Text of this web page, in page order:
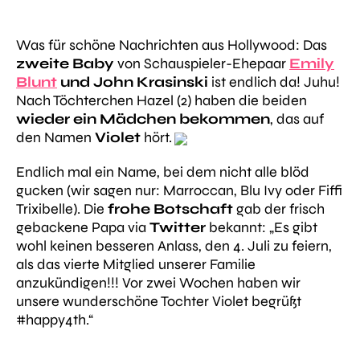
Was für schöne Nachrichten aus Hollywood: Das
zweite Baby von Schauspieler-Ehepaar Emily
Blunt und John Krasinski ist endlich da! Juhu!
Nach Töchterchen Hazel (2) haben die beiden
wieder ein Mädchen bekommen, das auf
den Namen Violet hört.
Endlich mal ein Name, bei dem nicht alle blöd
gucken (wir sagen nur: Marroccan, Blu Ivy oder Fiffi
Trixibelle). Die frohe Botschaftgab der frisch
gebackene Papa via Twitter bekannt: „Es gibt
wohl keinen besseren Anlass, den 4. Juli zu feiern,
als das vierte Mitglied unserer Familie
anzukündigen!!! Vor zwei Wochen haben wir
unsere wunderschöne Tochter Violet begrüßt
#happy4th.“